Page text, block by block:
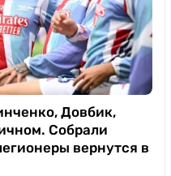
Довбик,
Собрали
вернутся в